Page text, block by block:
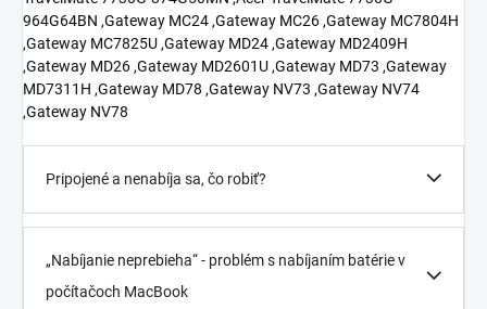
Pripojené a nenabíja sa, čo robiť?
„Nabíjanie neprebieha“ - problém s nabíjaním batérie v
počítačoch MacBook